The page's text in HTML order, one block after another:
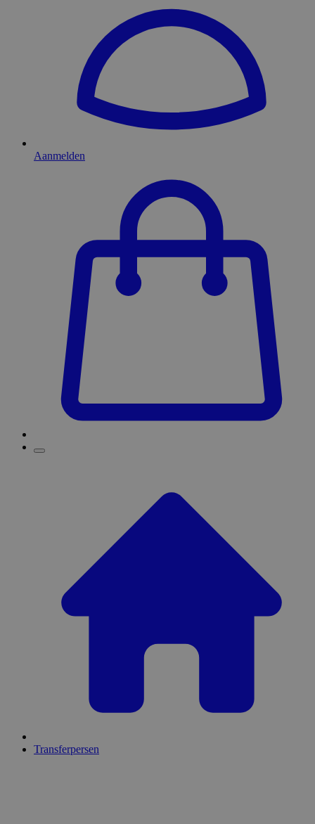
Aanmelden
Transferpersen